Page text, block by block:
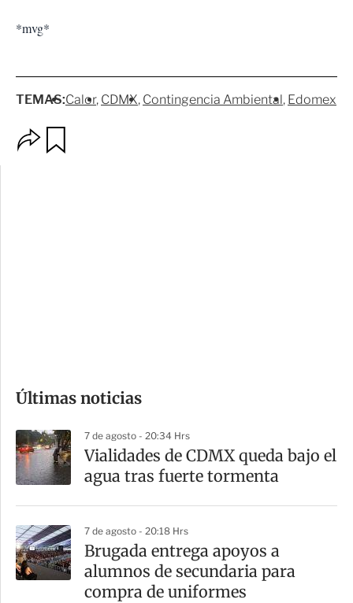
*mvg*
TEMAS:Calor CDMX Contingencia Ambiental Edomex
m
a
r
t
r
Últimas noticias
7 de agosto - 20:34 Hrs
Vialidades de CDMX queda bajo el
agua tras fuerte tormenta
7 de agosto - 20:18 Hrs
Brugada entrega apoyos a
alumnos de secundaria para
compra de uniformes